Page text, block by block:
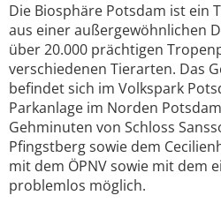
Die Biosphäre Potsdam ist ein
aus einer außergewöhnlichen
über 20.000 prächtigen
verschiedenen Tierarten. Das
befindet sich im Volkspark
Parkanlage im Norden
Gehminuten von Schloss
Pfingstberg sowie dem
mit dem ÖPNV sowie mit dem
problemlos möglich.